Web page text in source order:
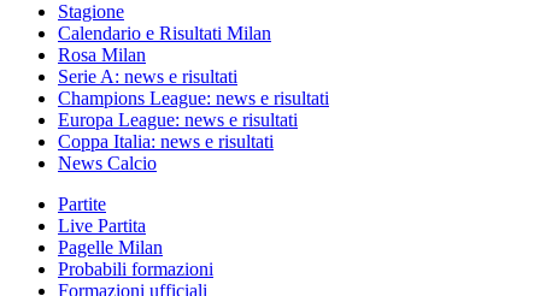
Stagione
Calendario e Risultati Milan
Rosa Milan
Serie A: news e risultati
Champions League: news e risultati
Europa League: news e risultati
Coppa Italia: news e risultati
News Calcio
Partite
Live Partita
Pagelle Milan
Probabili formazioni
Formazioni ufficiali